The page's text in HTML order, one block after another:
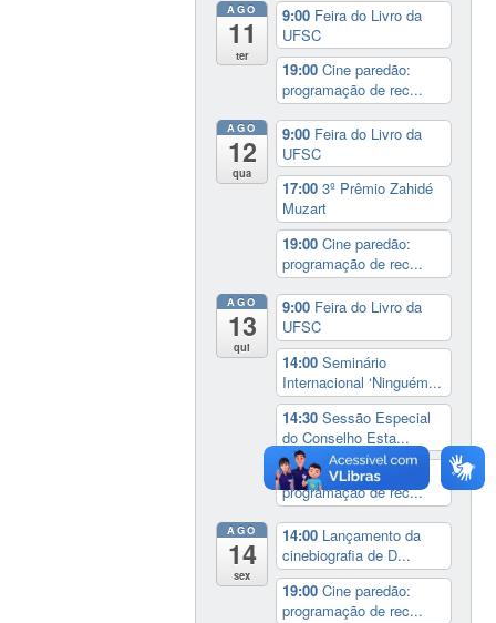
AGO
11
ter
9:00 Feira do Livro da
UFSC
19:00Cine paredão:
programação de rec...
AGO
12
qua
9:00 Feira do Livro da
UFSC
17:003º Prêmio Zahidé
Muzart
19:00Cine paredão:
programação de rec...
AGO
13
qui
9:00 Feira do Livro da
UFSC
14:00Seminário
Internacional ‘Ninguém...
14:30Sessão Especial
do Conselho Esta...
19:00 Cine paredão:
programação de rec...
AGO
14
sex
14:00 Lançamento da
cinebiografia de D...
19:00Cine paredão:
programação de rec...